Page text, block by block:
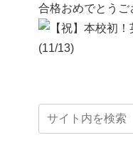
合格おめでとうご